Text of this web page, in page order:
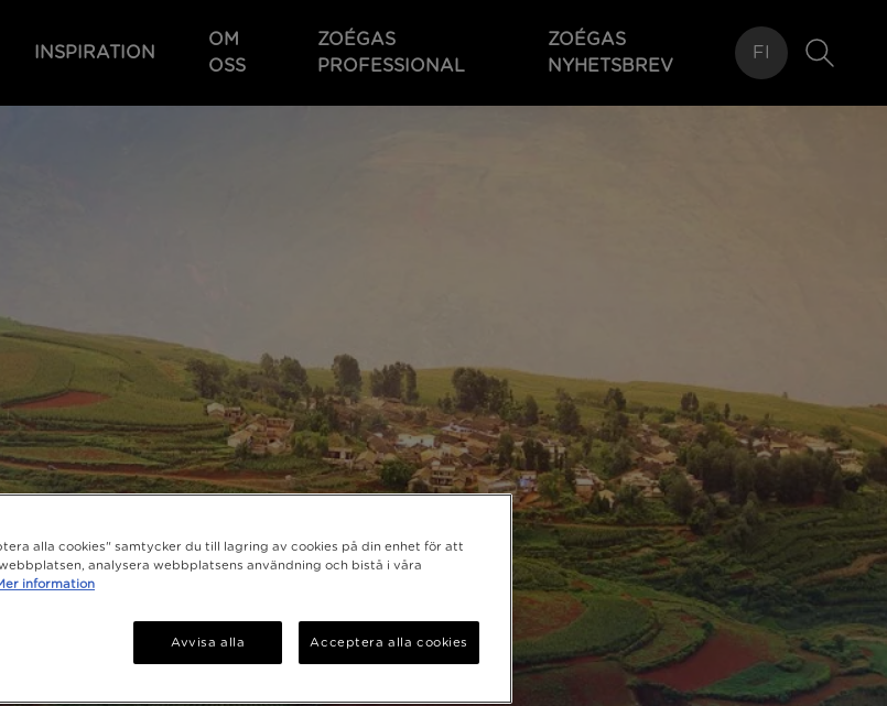
INSPIRATION
OM
OSS
ZOÉGAS
PROFESSIONAL
ZOÉGAS
NYHETSBREV
FI
alla cookies" samtycker du till lagring av cookies på din enhet för att
analysera webbplatsens användning och bistå i våra
information
Avvisa alla Acceptera alla cookies